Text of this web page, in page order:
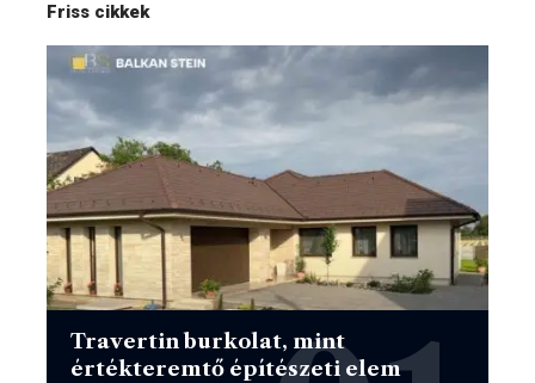
Friss cikkek
Travertin burkolat, mint
értékteremtő építészeti elem